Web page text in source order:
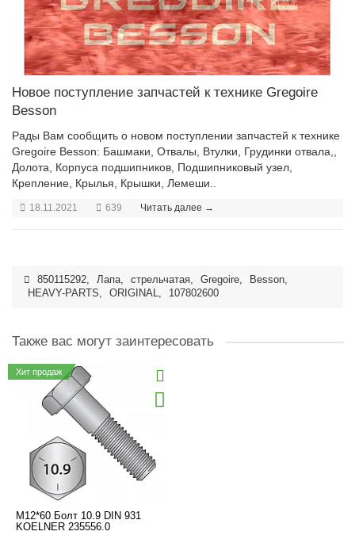
Новое поступление запчастей к технике Gregoire
Besson
Рады Вам сообщить о новом поступлении запчастей к технике
Gregoire Besson: Башмаки, Отвалы, Втулки, Грудинки отвала,,
Долота, Корпуса подшипников, Подшипниковый узел,
Крепление, Крылья, Крышки, Лемеши..
18.11.2021 639 Читать далее →
850115292, Лапа, стрельчатая, Gregoire, Besson,
HEAVY-PARTS, ORIGINAL, 107802600
Также вас могут заинтересовать
Хит продаж
M12*60 Болт 10.9 DIN 931
KOELNER 235556.0